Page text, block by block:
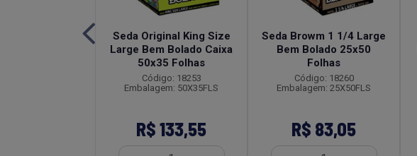
Seda Original King Size
Large Bem Bolado Caixa
50x35 Folhas
Código: 18253
Embalagem: 50X35FLS
R$ 133,55
Seda Browm 1 1/4 Large
Bem Bolado 25x50
Folhas
Código: 18260
Embalagem: 25X50FLS
R$ 83,05